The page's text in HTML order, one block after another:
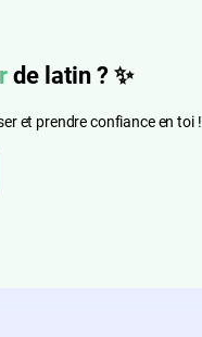
de latin ? ✨
et prendre confiance en toi !